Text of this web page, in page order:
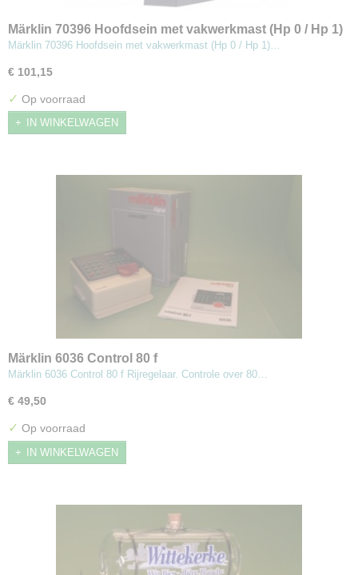
Märklin 70396 Hoofdsein met vakwerkmast (Hp 0 / Hp 1)
Märklin 70396 Hoofdsein met vakwerkmast (Hp 0 / Hp 1)…
€ 101,15
✓ Op voorraad
IN WINKELWAGEN
Märklin 6036 Control 80 f
Märklin 6036 Control 80 f Rijregelaar. Controle over 80…
€ 49,50
✓ Op voorraad
IN WINKELWAGEN